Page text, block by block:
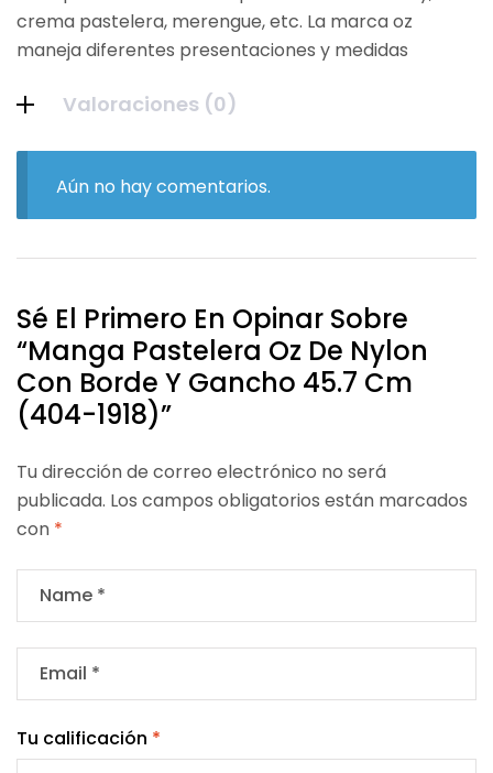
crema pastelera, merengue, etc. La marca oz
maneja diferentes presentaciones y medidas
Valoraciones (0)
Aún no hay comentarios.
Sé El Primero En Opinar Sobre
“Manga Pastelera Oz De Nylon
Con Borde Y Gancho 45.7 Cm
(404-1918)”
Tu dirección de correo electrónico no será
publicada. Los campos obligatorios están marcados
con *
Tu calificación *